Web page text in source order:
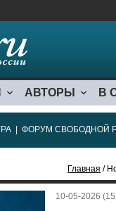
АВТОРЫ В
ФОРУМ СВОБОДНОЙ
Главная /
10-05-2026